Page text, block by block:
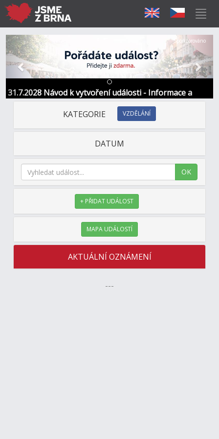
31.7.2028 Návod k vytvoření události - Informace a
kontakt
Předchozí Další
Sponzorováno
KATEGORIE VZDĚLÁNÍ
DATUM
OK
+ PŘIDAT UDÁLOST
MAPA UDÁLOSTÍ
AKTUÁLNÍ OZNÁMENÍ
---